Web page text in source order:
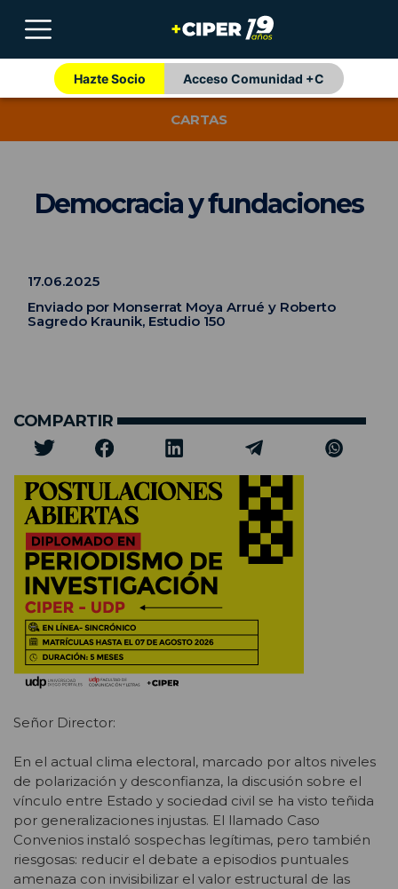
Hazte Socio Acceso Comunidad +C
CARTAS
Democracia y fundaciones
17.06.2025
Enviado por Monserrat Moya Arrué y Roberto
Sagredo Kraunik, Estudio 150
COMPARTIR
Señor Director:
En el actual clima electoral, marcado por altos niveles
de polarización y desconfianza, la discusión sobre el
vínculo entre Estado y sociedad civil se ha visto teñida
por generalizaciones injustas. El llamado Caso
Convenios instaló sospechas legítimas, pero también
riesgosas: reducir el debate a episodios puntuales
amenaza con invisibilizar el valor estructural de las